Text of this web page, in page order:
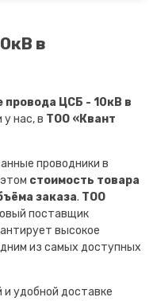
в
ЦСБ - 10кВ в
нас, в ТОО «Квант
проводники в
стоимость товара
заказа. ТОО
поставщик
высокое
из самых доступных
удобной доставке